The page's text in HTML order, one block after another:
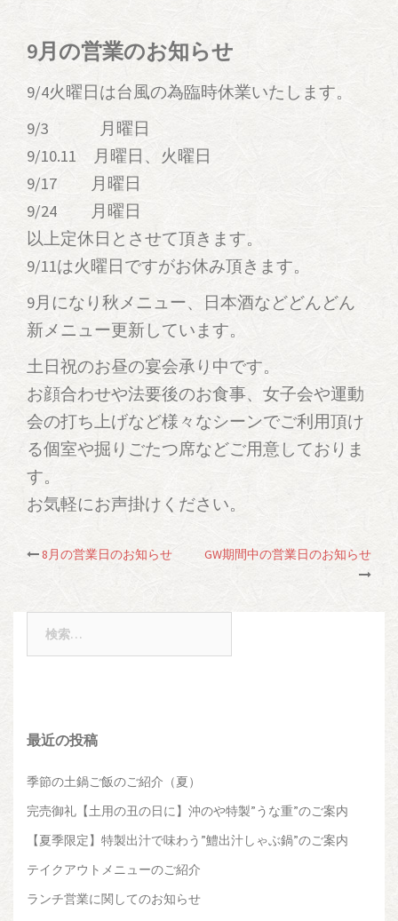
9月の営業のお知らせ
9/4火曜日は台風の為臨時休業いたします。
9/3 月曜日
9/10.11 月曜日、火曜日
9/17 月曜日
9/24 月曜日
以上定休日とさせて頂きます。
9/11は火曜日ですがお休み頂きます。
9月になり秋メニュー、日本酒などどんどん
新メニュー更新しています。
土日祝のお昼の宴会承り中です。
お顔合わせや法要後のお食事、女子会や運動
会の打ち上げなど様々なシーンでご利用頂け
る個室や掘りごたつ席などご用意しておりま
す。
お気軽にお声掛けください。
投
稿
ナ
ゲ
ー
シ
ョ
ン
8月の営業日のお知らせ GW期間中の営業日のお知らせ
最近の投稿
季節の土鍋ご飯のご紹介（夏）
完売御礼【土用の丑の日に】沖のや特製”うな重”のご案内
【夏季限定】特製出汁で味わう”鱧出汁しゃぶ鍋”のご案内
テイクアウトメニューのご紹介
ランチ営業に関してのお知らせ